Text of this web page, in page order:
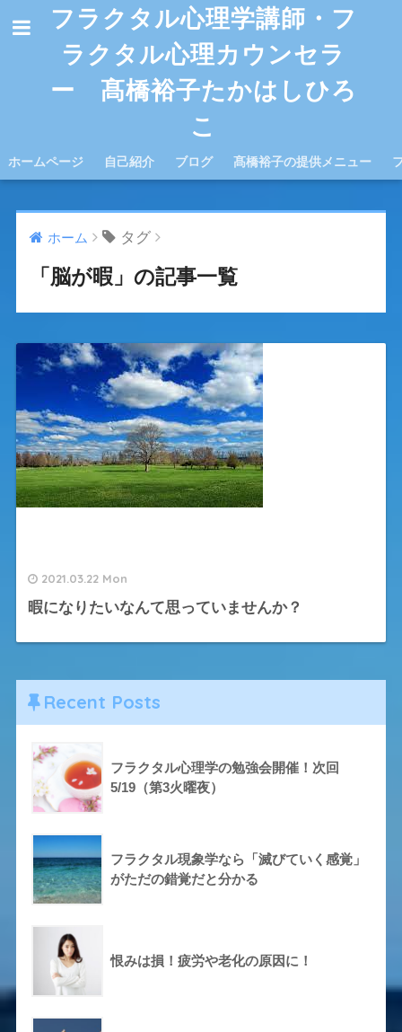
フラクタル心理学講師・フ
ラクタル心理カウンセラ
ー 髙橋裕子たかはしひろ
こ
ホームページ 自己紹介 ブログ 髙橋裕子の提供メニュー
ホーム タグ
「脳が暇」の記事一覧
2021.03.22 Mon
暇になりたいなんて思っていませんか？
Recent Posts
フラクタル心理学の勉強会開催！次回
5/19（第3火曜夜）
フラクタル現象学なら「滅びていく感覚」
がただの錯覚だと分かる
恨みは損！疲労や老化の原因に！